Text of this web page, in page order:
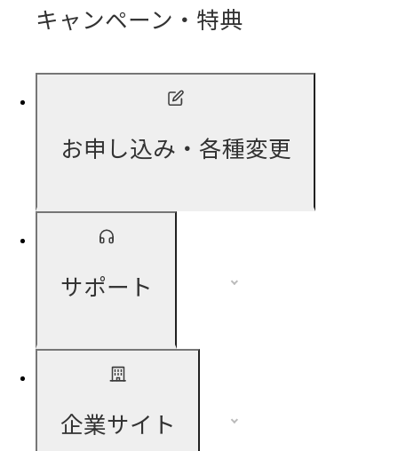
キャンペーン・特典
お申し込み・各種変更
サポート
企業サイト